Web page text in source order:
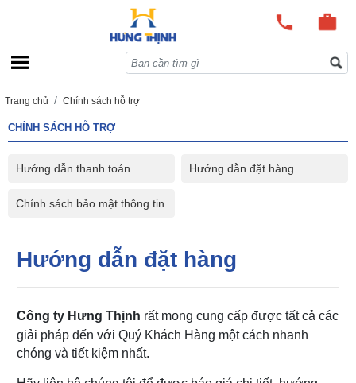
Trang chủ Chính sách hỗ trợ
CHÍNH SÁCH HỖ TRỢ
Hướng dẫn thanh toán Hướng dẫn đặt hàng
Chính sách bảo mật thông tin
Hướng dẫn đặt hàng
Công ty Hưng Thịnh rất mong cung cấp được tất cả các
giải pháp đến với Quý Khách Hàng một cách nhanh
chóng và tiết kiệm nhất.